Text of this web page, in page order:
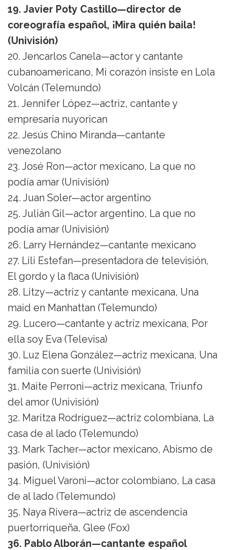
19. Javier Poty Castillo—director de
coreografía español, ¡Mira quién baila!
(Univisión)
20. Jencarlos Canela—actor y cantante
cubanoamericano, Mi corazón insiste en Lola
Volcán (Telemundo)
21. Jennifer López—actriz, cantante y
empresaria nuyorican
22. Jesús Chino Miranda—cantante
venezolano
23. José Ron—actor mexicano, La que no
podía amar (Univisión)
24. Juan Soler—actor argentino
25. Julián Gil—actor argentino, La que no
podía amar (Univisión)
26. Larry Hernández—cantante mexicano
27. Lili Estefan—presentadora de televisión,
El gordo y la flaca (Univisión)
28. Litzy—actriz y cantante mexicana, Una
maid en Manhattan (Telemundo)
29. Lucero—cantante y actriz mexicana, Por
ella soy Eva (Televisa)
30. Luz Elena González—actriz mexicana, Una
familia con suerte (Univisión)
31. Maite Perroni—actriz mexicana, Triunfo
del amor (Univisión)
32. Maritza Rodríguez—actriz colombiana, La
casa de al lado (Telemundo)
33. Mark Tacher—actor mexicano, Abismo de
pasión, (Univisión)
34. Miguel Varoni—actor colombiano, La casa
de al lado (Telemundo)
35. Naya Rivera—actriz de ascendencia
puertorriqueña, Glee (Fox)
36. Pablo Alborán—cantante español